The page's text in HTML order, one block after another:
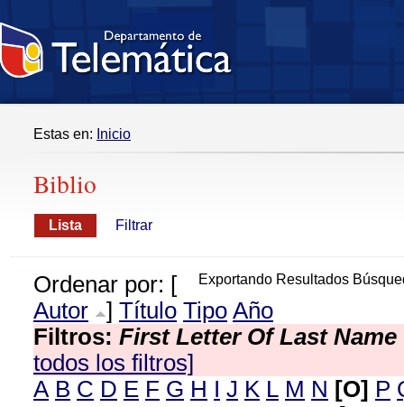
Estas en: Inicio
Biblio
Lista Filtrar
Exportando Resultados
Ordenar por: [
Autor
] Título Tipo Año
Filtros: First Letter Of Last Name
todos los filtros]
A B C D E F G H I J K L M N [O] P